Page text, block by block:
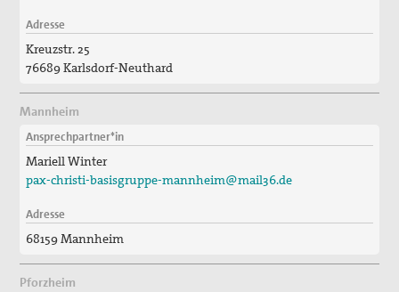
Max Josef Metzger - Ein Pionier des Friedens und der
2024_Zur Seligsprechung Max Josef Metzgers: Seine
Bedeutung als Vordenker und Vorkämpfer für Frieden
und Ökumene
2019_Zum 75. Todestag Max Josef Metzgers
2017_Ohne tiefstes Christentum ist Krieg
2015_Tagung: Der Krieg, die Kirchen und die Pazifisten
Seligsprechungsprozesses
Adresse
Kreuzstr. 25
76689 Karlsdorf-Neuthard
Mannheim
Ansprechpartner*in
Mariell Winter
pax-christi-basisgruppe-mannheim@mail36.de
Adresse
68159 Mannheim
Pforzheim